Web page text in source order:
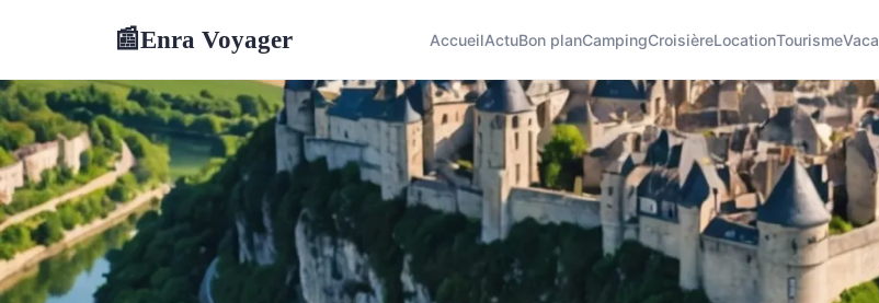
📰Enra Voyager AccueilActuBon planCampingCroisièreLocationTourisme